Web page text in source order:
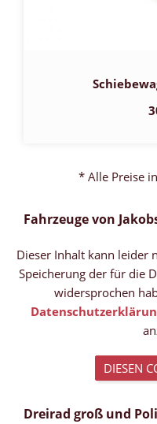
* Alle Preise
Fahrzeuge von
Dieser Inhalt kann leider
Speicherung der für die
widersprochen
DIESEN
Dreirad groß und